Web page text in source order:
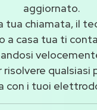
aggiornato.
tua chiamata, il
a casa tua ti
risolvere qualsiasi
con i tuoi